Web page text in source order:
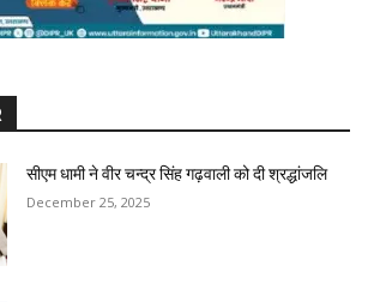
सीएम धामी ने वीर चन्द्र सिंह गढ़वाली को दी श्रद्धांजलि
December 25, 2025